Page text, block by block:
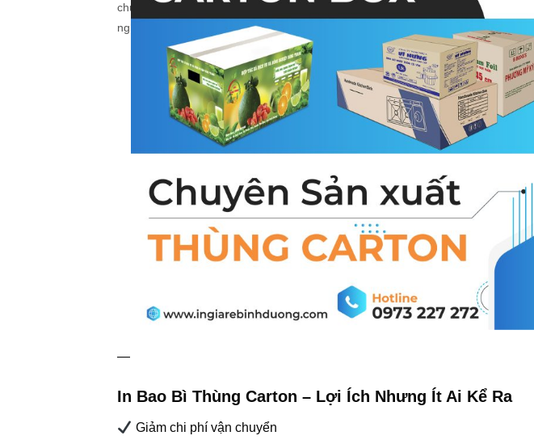
chuyên
nghiệp?
—
In Bao Bì Thùng Carton – Lợi Ích Nhưng Ít Ai Kể Ra
Giảm chi phí vận chuyển